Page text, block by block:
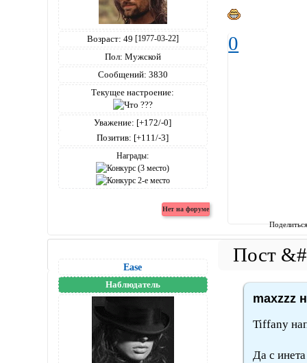
Возраст: 49 [1977-03-22]
Пол: Мужской
Сообщений: 3830
Текущее настроение:
Уважение: [+172/-0]
Позитив: [+111/-3]
Награды:
0
Ease
Наблюдатель
maxzzz
Tiffany
Да с